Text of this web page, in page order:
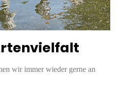
wir immer wieder gerne an